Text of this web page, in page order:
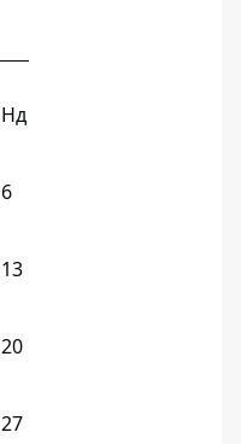
Нд
6
13
20
27